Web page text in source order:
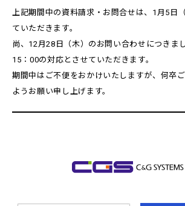
上記期間中の資料請求・お問合せは、1月5日
ていただきます。
尚、12月28日（木）のお問い合わせにつきま
15：00の対応とさせていただきます。
期間中はご不便をおかけいたしますが、何卒
ようお願い申し上げます。